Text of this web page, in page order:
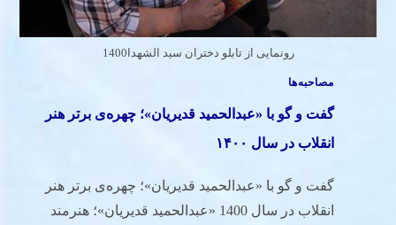
رونمایی از تابلو دختران سید الشهدا1400
مصاحبه‌ها
گفت و گو با «عبدالحمید قدیریان»؛ چهره‌ی برتر هنر
انقلاب در سال ۱۴۰۰
گفت و گو با «عبدالحمید قدیریان»؛ چهره‌ی برتر هنر
انقلاب در سال 1400 «عبدالحمید قدیریان»؛ هنرمند